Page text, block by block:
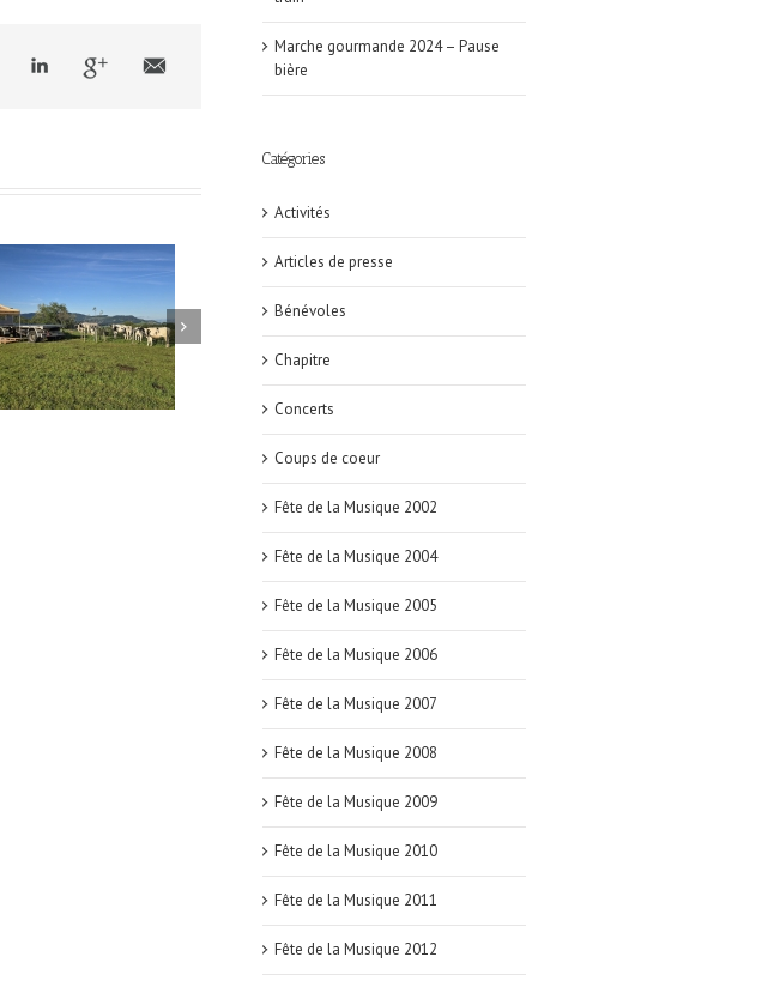
Marche gourmande 2024 – Pause
bière
Catégories
Activités
Articles de presse
Bénévoles
Chapitre
Concerts
Coups de coeur
Fête de la Musique 2002
Fête de la Musique 2004
Fête de la Musique 2005
Fête de la Musique 2006
Fête de la Musique 2007
Fête de la Musique 2008
Fête de la Musique 2009
Fête de la Musique 2010
Fête de la Musique 2011
Fête de la Musique 2012